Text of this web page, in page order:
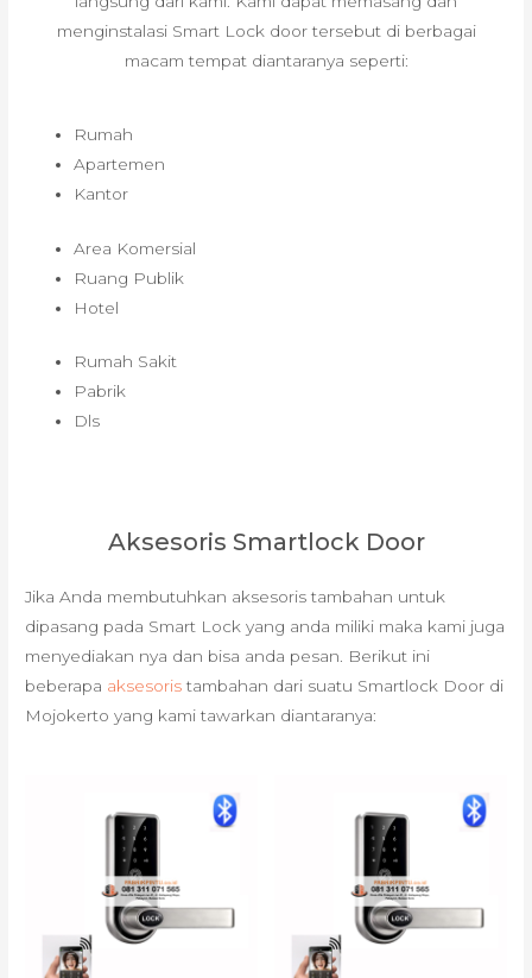
menginstalasi Smart Lock door tersebut di berbagai
macam tempat diantaranya seperti:
Rumah
Apartemen
Kantor
Area Komersial
Ruang Publik
Hotel
Rumah Sakit
Pabrik
Dls
Aksesoris Smartlock Door
Jika Anda membutuhkan aksesoris tambahan untuk
dipasang pada Smart Lock yang anda miliki maka kami juga
menyediakan nya dan bisa anda pesan. Berikut ini
beberapa aksesoris tambahan dari suatu Smartlock Door di
Mojokerto yang kami tawarkan diantaranya: